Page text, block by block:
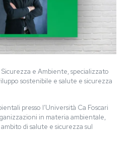
e Ambiente, specializzato
sostenibile e salute e sicurezza
presso l’Università Ca Foscari
in materia ambientale,
di salute e sicurezza sul